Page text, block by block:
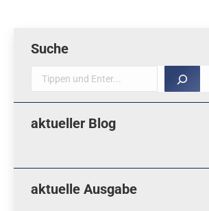
Suche
Suche
aktueller Blog
aktuelle Ausgabe